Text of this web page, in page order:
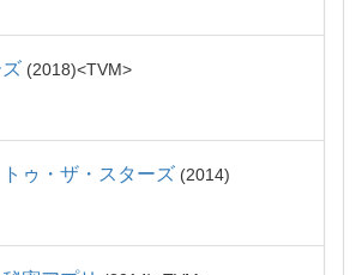
2018 TVM
ゥ・ザ・スターズ 2014